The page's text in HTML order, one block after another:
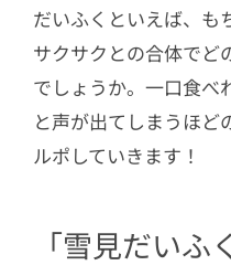
だいふくといえば、も
サクサクとの合体でど
でしょうか。一口食べ
と声が出てしまうほど
ルポしていきます！
「雪見だい